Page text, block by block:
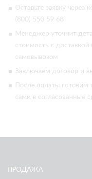
Оставьте заявку
(800) 550 59 68
Менеджер уточнит
стоимость с
самовывозом
Заключаем договор и
После оплаты готовим
сами в согласованные
ПРОДАЖА